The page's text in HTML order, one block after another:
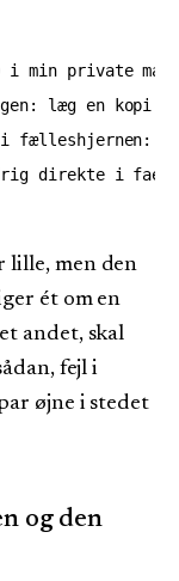
i min private
læg en kopi i
i fælleshjernen:
lille, men den
ét om en
andet, skal
fejl i
øjne i stedet
og den